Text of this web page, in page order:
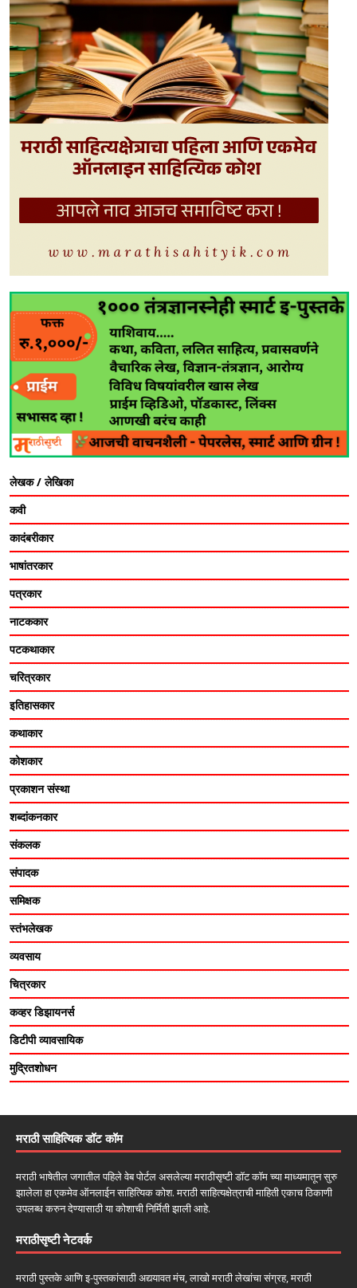
लेखक / लेखिका
कवी
कादंबरीकार
भाषांतरकार
पत्रकार
नाटककार
पटकथाकार
चरित्रकार
इतिहासकार
कथाकार
कोशकार
प्रकाशन संस्था
शब्दांकनकार
संकलक
संपादक
समिक्षक
स्तंभलेखक
व्यवसाय
चित्रकार
कव्हर डिझायनर्स
डिटीपी व्यावसायिक
मुद्रितशोधन
मराठी साहित्यिक डॉट कॉम
मराठी भाषेतील जगातील पहिले वेब पोर्टल असलेल्या मराठीसृष्टी डॉट कॉम च्या माध्यमातून सुरु
झालेला हा एकमेव ऑनलाईन साहित्यिक कोश. मराठी साहित्यक्षेत्राची माहिती एकाच ठिकाणी
उपलब्ध करुन देण्यासाठी या कोशाची निर्मिती झाली आहे.
मराठीसृष्टी नेटवर्क
मराठी पुस्तके आणि इ-पुस्तकांसाठी अद्ययावत मंच, लाखो मराठी लेखांचा संग्रह, मराठी